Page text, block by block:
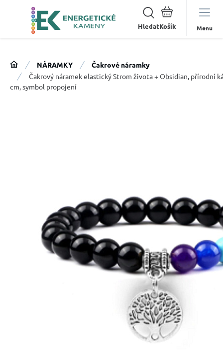
Hledat Menu
NÁRAMKY
Čakrové náramky
Čakrový náramek elastický Strom života + Obsidian, přírodní
cm, symbol propojení